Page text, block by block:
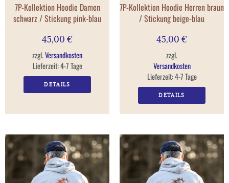
7P-Kollektion Hoodie Damen
schwarz / Stickung pink-blau
45,00 €
zzgl.Versandkosten
Lieferzeit:4-7 Tage
DETAILS
7P-Kollektion Hoodie Herren braun
/ Stickung beige-blau
45,00 €
zzgl.
Versandkosten
Lieferzeit:4-7 Tage
DETAILS